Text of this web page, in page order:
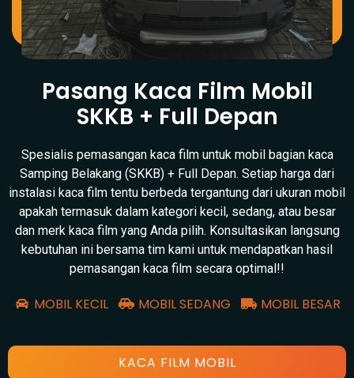
Pasang Kaca Film Mobil
SKKB + Full Depan
Spesialis pemasangan kaca film untuk mobil bagian kaca
Samping Belakang (SKKB) + Full Depan. Setiap harga dari
instalasi kaca film tentu berbeda tergantung dari ukuran mobil
apakah termasuk dalam kategori kecil, sedang, atau besar
dan merk kaca film yang Anda pilih. Konsultasikan langsung
kebutuhan ini bersama tim kami untuk mendapatkan hasil
pemasangan kaca film secara optimal!!
MOBIL KECIL MOBIL SEDANG MOBIL BESAR
KACA FILM MOBIL